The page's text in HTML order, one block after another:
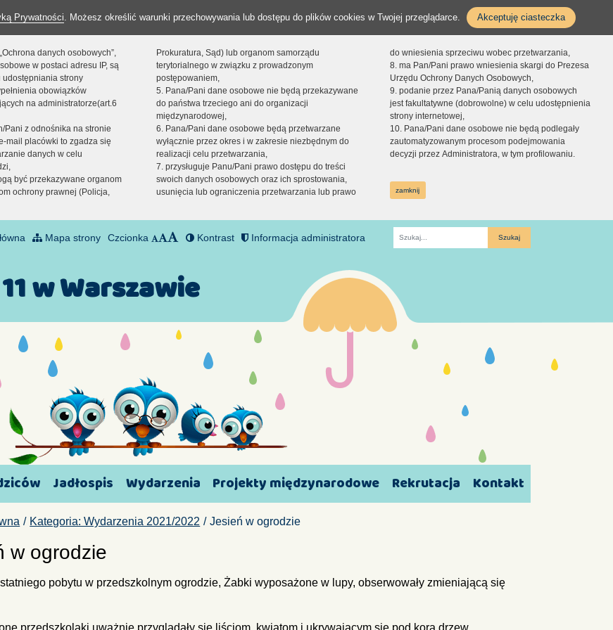
Prywatności. Możesz określić warunki przechowywania lub dostępu do plików cookies w Twojej przeglądarce. Akceptuję ciasteczka
danych osobowych”,
w postaci adresu IP, są
udostępniania strony
obowiązków
na administratorze(art.6
Pani z odnośnika na stronie
mail placówki to zgadza się
danych w celu
być przekazywane organom
ochrony prawnej (Policja,
Prokuratura, Sąd) lub organom samorządu
terytorialnego w związku z prowadzonym
postępowaniem,
5. Pana/Pani dane osobowe nie będą przekazywane
do państwa trzeciego ani do organizacji
międzynarodowej,
6. Pana/Pani dane osobowe będą przetwarzane
wyłącznie przez okres i w zakresie niezbędnym do
realizacji celu przetwarzania,
7. przysługuje Panu/Pani prawo dostępu do treści
swoich danych osobowych oraz ich sprostowania,
usunięcia lub ograniczenia przetwarzania lub prawo
do wniesienia sprzeciwu wobec przetwarzania,
8. ma Pan/Pani prawo wniesienia skargi do Prezesa
Urzędu Ochrony Danych Osobowych,
9. podanie przez Pana/Panią danych osobowych
jest fakultatywne (dobrowolne) w celu udostępnienia
strony internetowej,
10. Pana/Pani dane osobowe nie będą podlegały
zautomatyzowanym procesom podejmowania
decyzji przez Administratora, w tym profilowaniu.
zamknij
Mapa strony Czcionka Kontrast Informacja administratora
Fraza
w Warszawie
Jadłospis Wydarzenia Projekty międzynarodowe Rekrutacja Kontakt
Kategoria: Wydarzenia 2021/2022 Jesień w ogrodzie
w ogrodzie
pobytu w przedszkolnym ogrodzie, Żabki wyposażone w lupy, obserwowały zmieniającą się
przedszkolaki uważnie przyglądały się liściom, kwiatom i ukrywającym się pod korą drzew